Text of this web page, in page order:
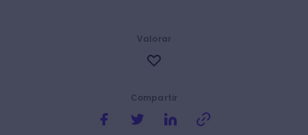
Compartir
Valorar